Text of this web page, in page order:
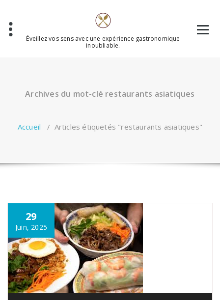
contenu
Éveillez vos sens avec une expérience gastronomique
inoubliable.
Archives du mot-clé restaurants asiatiques
Accueil / Articles étiquetés "restaurants asiatiques"
29
Juin, 2025